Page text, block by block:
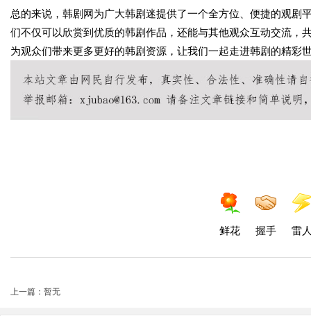
总的来说，韩剧网为广大韩剧迷提供了一个全方位、便捷的观
们不仅可以欣赏到优质的韩剧作品，还能与其他观众互动交流，
为观众们带来更多更好的韩剧资源，让我们一起走进韩剧的精彩
鲜花 握手 雷
上一篇：暂无